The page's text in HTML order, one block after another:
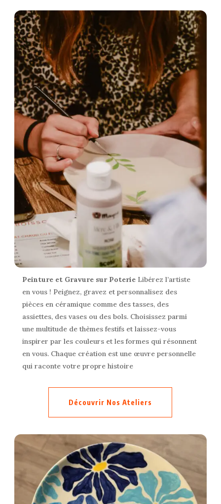
Peinture et Gravure sur PoterieLibérez l’artiste
en vous ! Peignez, gravez et personnalisez des
pièces en céramique comme des tasses, des
assiettes, des vases ou des bols. Choisissez parmi
une multitude de thèmes festifs et laissez-vous
inspirer par les couleurs et les formes qui résonnent
en vous. Chaque création est une œuvre personnelle
qui raconte votre propre histoire
Découvrir Nos Ateliers